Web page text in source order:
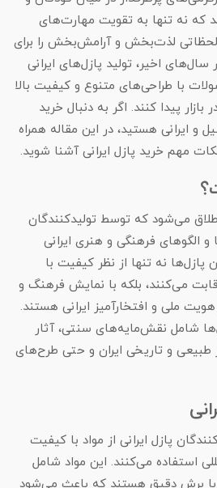
که نه تنها به تقویت مهارت‌های
لذت‌بخش و آرامش‌بخش را برای
سال‌های اخیر، تولید پازل‌های ایرانی
با طراحی‌های متنوع و کیفیت بالا
بازار پیدا کنند. اگر به دنبال خرید
و ایرانی هستید، در این مقاله همراه
مهم خرید پازل ایرانی آشنا شوید.
می‌شود که توسط تولیدکنندگان
و الگوهای فرهنگی و هنری ایرانی
پازل‌ها نه تنها از نظر کیفیت با
می‌کنند، بلکه با نمایش فرهنگ و
هویت ملی و افتخارآمیز ایرانی هستند.
شامل نقش‌مایه‌های سنتی، آثار
طبیعی و تاریخی ایران و حتی طرح‌های
پازل ایرانی از مواد با کیفیت
استفاده می‌کنند. این مواد شامل
برش دقیق هستند که باعث می‌شود